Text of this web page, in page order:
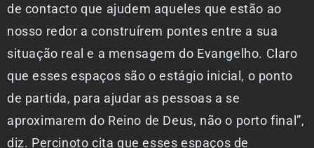
de contacto que ajudem aqueles que estão ao
nosso redor a construírem pontes entre a sua
situação real e a mensagem do Evangelho. Claro
que esses espaços são o estágio inicial, o ponto
de partida, para ajudar as pessoas a se
aproximarem do Reino de Deus, não o porto final”,
diz. Percinoto cita que esses espaços de